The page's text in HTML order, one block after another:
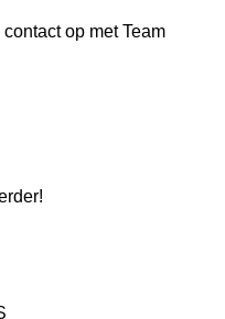
op met Team